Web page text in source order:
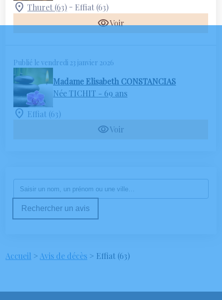
Thuret (63) - Effiat (63)
Voir
Publié le vendredi 23 janvier 2026
Madame Elisabeth CONSTANCIAS
Née TICHIT - 69 ans
Effiat (63)
Voir
Rechercher un avis
Accueil > Avis de décès > Effiat (63)